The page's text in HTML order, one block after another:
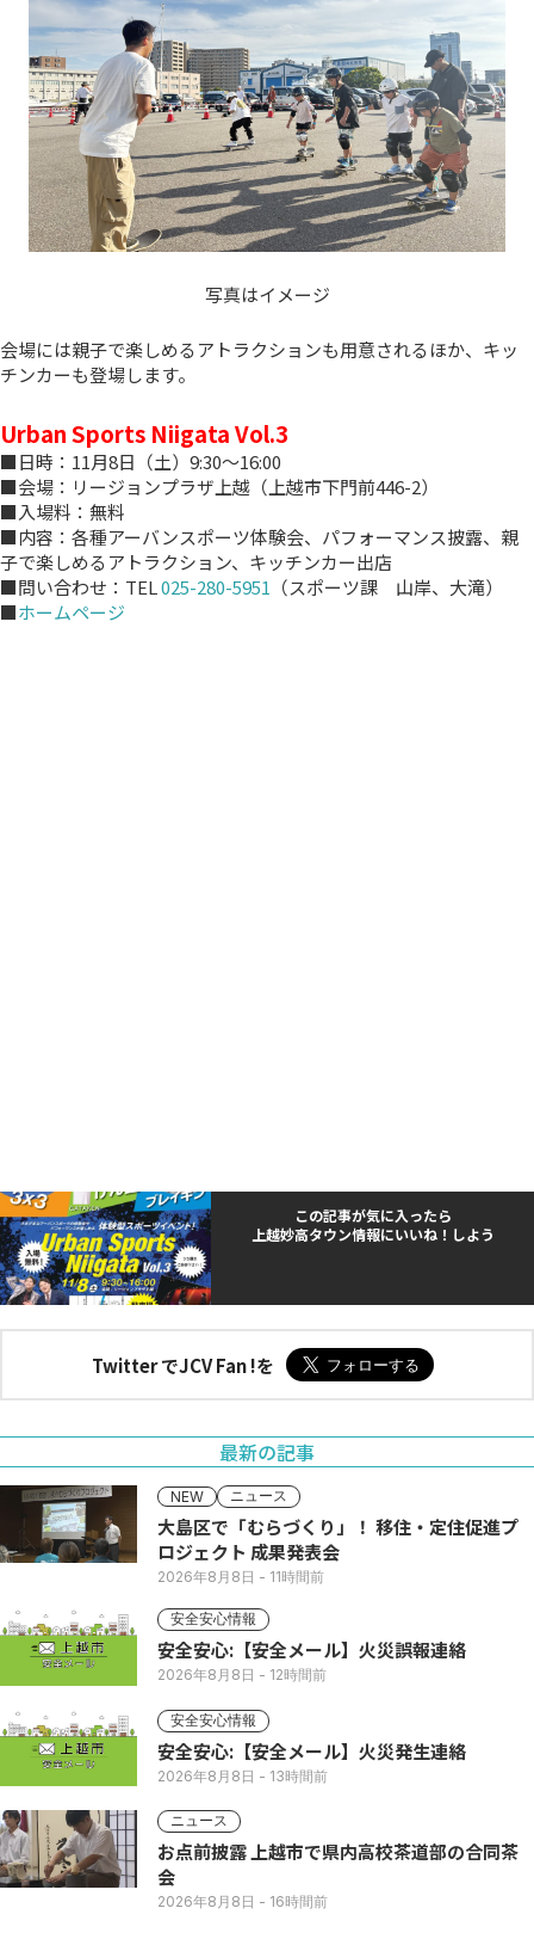
写真はイメージ
会場には親子で楽しめるアトラクションも用意されるほか、キッ
チンカーも登場します。
Urban Sports Niigata Vol.3
■日時：11月8日（土）9:30～16:00
■会場：リージョンプラザ上越（上越市下門前446-2）
■入場料：無料
■内容：各種アーバンスポーツ体験会、パフォーマンス披露、親
子で楽しめるアトラクション、キッチンカー出店
■問い合わせ：TEL025-280-5951 （スポーツ課 山岸、大滝）
■ホームページ
この記事が気に入ったら
上越妙高タウン情報にいいね！しよう
Twitter でJCV Fan !を
最新の記事
NEW ニュース
大島区で「むらづくり」！ 移住・定住促進プ
ロジェクト 成果発表会
2026年8月8日 - 11時間前
安全安心情報
安全安心:【安全メール】火災誤報連絡
2026年8月8日 - 12時間前
安全安心情報
安全安心:【安全メール】火災発生連絡
2026年8月8日 - 13時間前
ニュース
お点前披露 上越市で県内高校茶道部の合同茶
会
2026年8月8日 - 16時間前